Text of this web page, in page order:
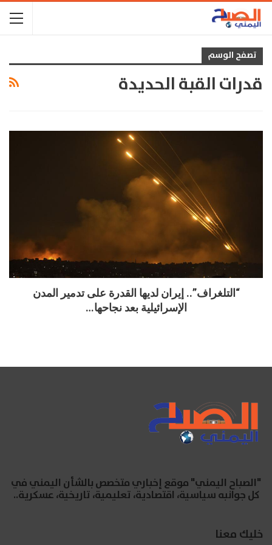
تصفح الوسم
قدرات القبة الحديدة
“التلغراف”.. إيران لديها القدرة على تدمير المدن
الإسرائيلية بعد نجاحها…
"الصباح اليمني" موقع إخباري متخصص بالشأن اليمني في
كل جوانبه سياسية، اقتصادية، تعليمية، تاريخية، عسكرية..
خليك معنا